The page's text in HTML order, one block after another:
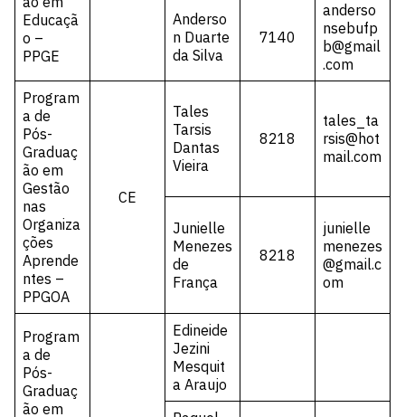
Educaçã
o –
PPGE
Anderso
n Duarte
da Silva
7140
anderso
nsebufp
b@gmail
.com
Program
a de
Pós-
Graduaç
ão em
Gestão
nas
Organiza
ções
Aprende
ntes –
PPGOA
CE
Tales
Tarsis
Dantas
Vieira
8218
tales_ta
rsis@hot
mail.com
Junielle
Menezes
de
França
8218
junielle
menezes
@gmail.c
om
Program
a de
Pós-
Graduaç
ão em
Edineide
Jezini
Mesquit
a Araujo